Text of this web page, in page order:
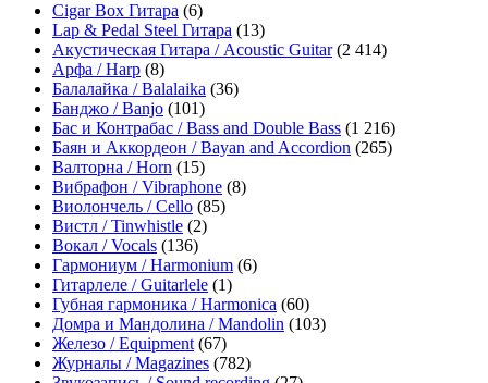
Cigar Box Гитара (6)
Lap & Pedal Steel Гитара (13)
Акустическая Гитара / Acoustic Guitar(2 414)
Арфа / Harp (8)
Балалайка / Balalaika (36)
Банджо / Banjo (101)
Бас и Контрабас / Bass and Double Bass (1 216)
Баян и Аккордеон / Bayan and Accordion (265)
Валторна / Horn (15)
Вибрафон / Vibraphone (8)
Виолончель / Cello (85)
Вистл / Tinwhistle (2)
Вокал / Vocals (136)
Гармониум / Harmonium (6)
Гитарлеле / Guitarlele (1)
Губная гармоника / Harmonica (60)
Домра и Мандолина / Mandolin (103)
Железо / Equipment (67)
Журналы / Magazines (782)